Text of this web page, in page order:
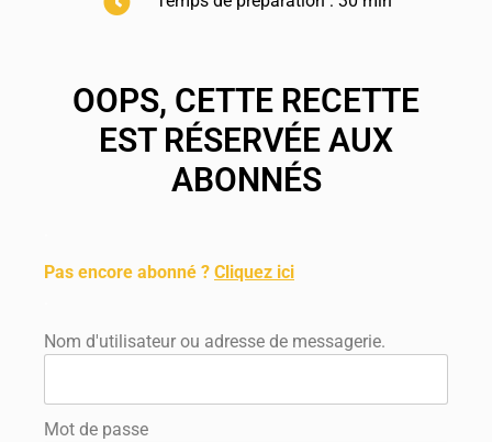
OOPS, CETTE RECETTE
EST RÉSERVÉE AUX
ABONNÉS
Pas encore abonné ? Cliquez ici
Nom d'utilisateur ou adresse de messagerie.
Mot de passe